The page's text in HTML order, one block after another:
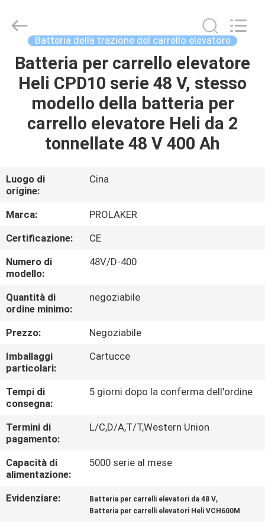
CASA
PRODOTTI
FATORY
TOUR
CONTROLLO
DI
QUALITÀ
CONTATTACI
NOTIZIE
SITEMAP
INFORMATIVA
SULLA
LAKER
AUTOPARTS
CO.,LIMITED.
Reserved.
Batteria della trazione del carrello elevatore
Batteria per carrello elevatore
Heli CPD10 serie 48 V, stesso
modello della batteria per
carrello elevatore Heli da 2
tonnellate 48 V 400 Ah
Luogo di
origine:
Cina
Marca:
PROLAKER
Certificazione:
CE
Numero di
modello:
48V/D-400
Quantità di
ordine minimo:
negoziabile
Prezzo:
Negoziabile
Imballaggi
particolari:
Cartucce
Tempi di
consegna:
5 giorni dopo la conferma dell'ordine
Termini di
pagamento:
L/C,D/A,T/T,Western Union
Capacità di
alimentazione:
5000 serie al mese
Evidenziare: Batteria per carrelli elevatori da 48 V,
Batteria per carrelli elevatori Heli VCH600M